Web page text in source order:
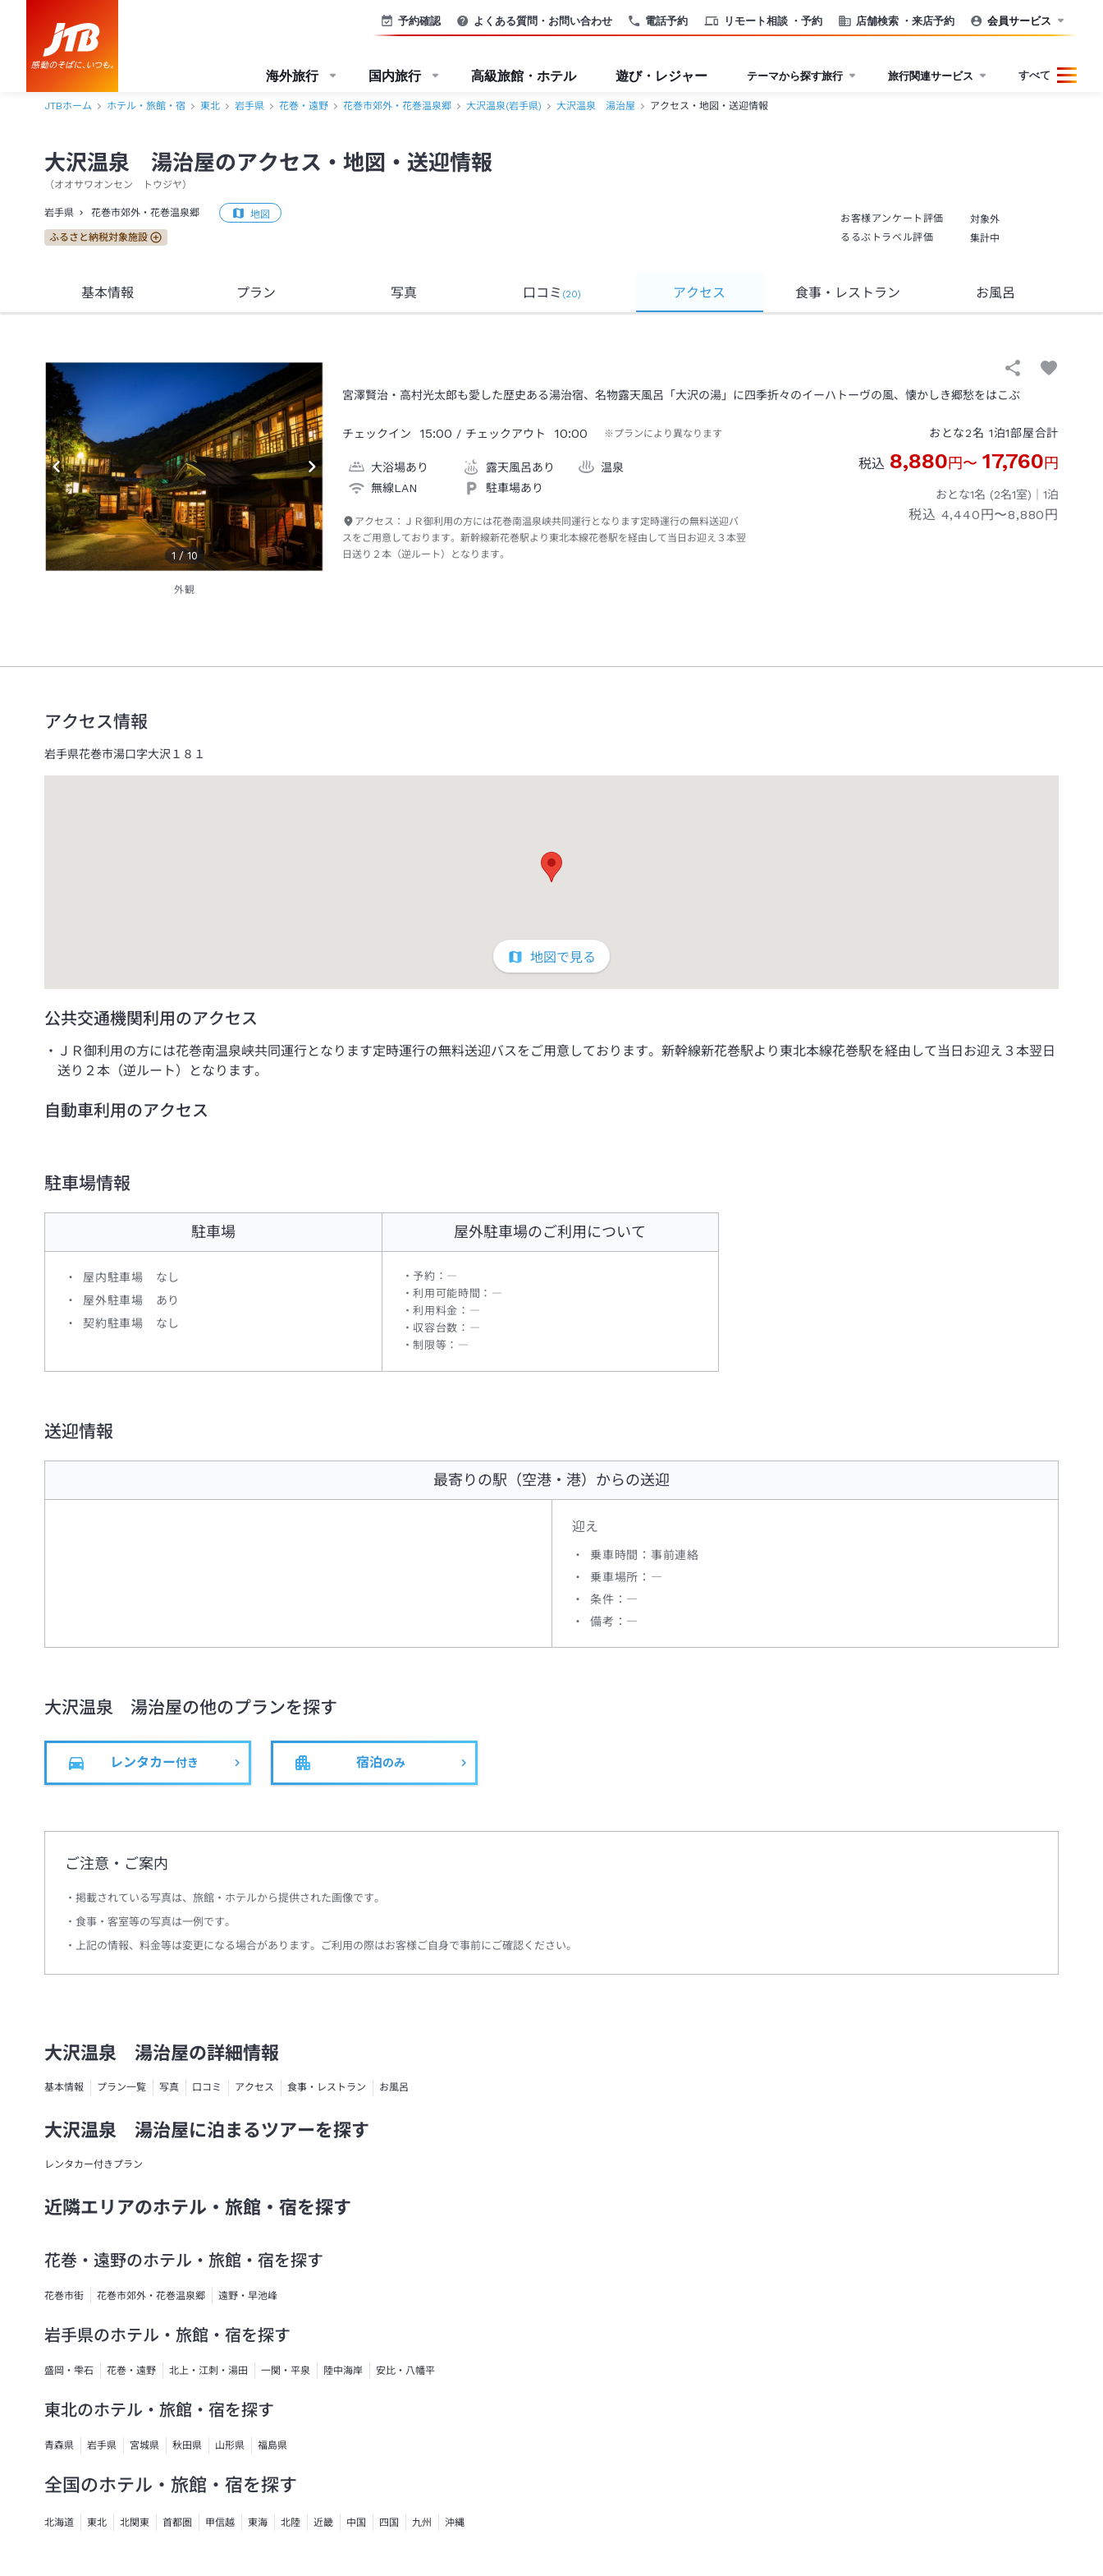
電話予約 リモート相談 ・予約 店舗検索 ・来店予約
予約確認 よくある質問・お問い合わせ 会員サービス
海外旅行 国内旅行 高級旅館・ホテル 遊び・レジャー テーマから探す旅行 旅行関連サービス すべて
JTBホーム ホテル・旅館・宿 東北 岩手県 花巻・遠野 花巻市郊外・花巻温泉郷 大沢温泉(岩手県) 大沢温泉 湯治屋 アクセス・地図・送迎情報
大沢温泉 湯治屋のアクセス・地図・送迎情報
（オオサワオンセン トウジヤ）
岩手県 花巻市郊外・花巻温泉郷 地図
ふるさと納税対象施設
お客様アンケート評価
対象外
るるぶトラベル評価
集計中
基本情報 プラン 写真 口コミ (20) アクセス 食事・レストラン お風呂
1 /10
外観
宮澤賢治・高村光太郎も愛した歴史ある湯治宿、名物露天風呂「大沢の湯」に四季折々のイーハトーヴの風、懐かしき郷愁をはこぶ
チェックイン 15:00 / チェックアウト 10:00 ※プランにより異なります
大浴場あり 露天風呂あり
温泉
無線LAN
駐車場あり
アクセス： ＪＲ御利用の方には花巻南温泉峡共同運行となります定時運行の無料送迎バ
スをご用意しております。新幹線新花巻駅より東北本線花巻駅を経由して当日お迎え３本翌
日送り２本（逆ルート）となります。
おとな2名 1泊1部屋合計
税込 8,880円〜 17,760円
おとな1名 (2名1室)｜ 1泊
税込 4,440円〜8,880円
アクセス情報
岩手県花巻市湯口字大沢１８１
地図で見る
公共交通機関利用のアクセス
ＪＲ御利用の方には花巻南温泉峡共同運行となります定時運行の無料送迎バスをご用意しております。新幹線新花巻駅より東北本線花巻駅を経由して当日お迎え３本翌日
送り２本（逆ルート）となります。
自動車利用のアクセス
駐車場情報
駐車場
屋内駐車場
なし
屋外駐車場
あり
契約駐車場
なし
屋外駐車場のご利用について
予約：―
利用可能時間：―
利用料金：―
収容台数：―
制限等：―
送迎情報
最寄りの駅（空港・港）からの送迎
迎え
乗車時間：事前連絡
乗車場所：―
条件：―
備考：―
大沢温泉 湯治屋の他のプランを探す
レンタカー付き 宿泊のみ
ご注意・ご案内
掲載されている写真は、旅館・ホテルから提供された画像です。
食事・客室等の写真は一例です。
上記の情報、料金等は変更になる場合があります。ご利用の際はお客様ご自身で事前にご確認ください。
大沢温泉 湯治屋の詳細情報
基本情報 プラン一覧 写真 口コミ アクセス 食事・レストラン お風呂
大沢温泉 湯治屋に泊まるツアーを探す
レンタカー付きプラン
近隣エリアのホテル・旅館・宿を探す
花巻・遠野のホテル・旅館・宿を探す
花巻市街 花巻市郊外・花巻温泉郷 遠野・早池峰
岩手県のホテル・旅館・宿を探す
盛岡・雫石 花巻・遠野 北上・江刺・湯田 一関・平泉 陸中海岸 安比・八幡平
東北のホテル・旅館・宿を探す
青森県 岩手県 宮城県 秋田県 山形県 福島県
全国のホテル・旅館・宿を探す
北海道 東北 北関東 首都圏 甲信越 東海 北陸 近畿 中国 四国 九州 沖縄